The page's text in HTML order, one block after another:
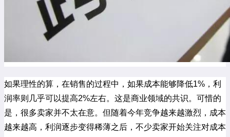
如果理性的算，在销售的过程中，如果成本能够降低1%，利
润率则几乎可以提高2%左右。这是商业领域的共识。可惜的
是，很多卖家并不太在意。但随着今年竞争越来越激烈，成本
越来越高，利润逐步变得稀薄之后，不少卖家开始关注对成本